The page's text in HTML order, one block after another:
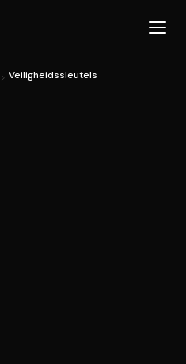
Veiligheidssleutels